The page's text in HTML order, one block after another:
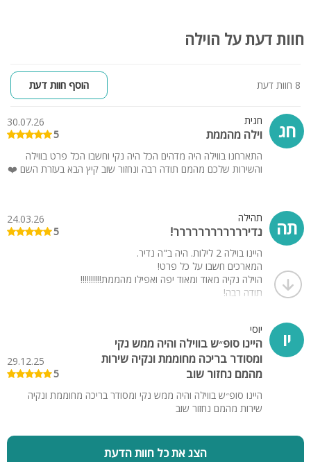
חוות דעת על הוילה
8 חוות דעת הוסף חוות דעת
חג חגית
‏וילה מהממת
30.07.26
5
‏התארחנו בווילה היה מדהים הכל היה נקי וחשבו הכל פרט בווילה
והשירות שלכם מהמם ‏תודה רבה ונחזור שוב קיץ הבא בעזרת השם ❤️
תה תהילה
נדירררררררררררר!
24.03.26
5
היינו בוילה 2 לילות. היה ב"ה נדיר.
המארכים חשבו על כל פרט!
הוילה נקיה מאוד ומאוד יפה ואפילו מהממת!!!!!!!!!!
תודה רבה!
יו יוסי
‏היינו סופ״ש בווילה והיה ממש נקי
ומסודר בריכה מחוממת ונקיה שירות
מהמם נחזור שוב
29.12.25
5
‏היינו סופ״ש בווילה והיה ממש נקי ומסודר ‏בריכה מחוממת ונקיה
שירות מהמם נחזור שוב
הצג את כל חוות הדעת